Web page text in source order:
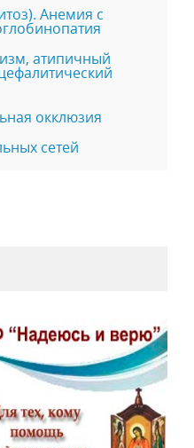
Анемия с
атипичный
окклюзия
сетей